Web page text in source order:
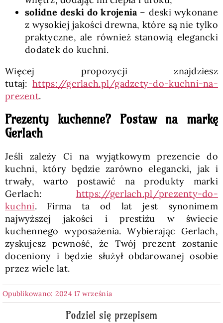
solidne deski do krojenia– deski wykonane
z wysokiej jakości drewna, które są nie tylko
praktyczne, ale również stanowią elegancki
dodatek do kuchni.
Więcej propozycji znajdziesz
tutaj: https://gerlach.pl/gadzety-do-kuchni-na-
prezent.
Prezenty kuchenne? Postaw na markę
Gerlach
Jeśli zależy Ci na wyjątkowym prezencie do
kuchni, który będzie zarówno elegancki, jak i
trwały, warto postawić na produkty marki
Gerlach:
https://gerlach.pl/prezenty-do-
kuchni. Firma ta od lat jest synonimem
najwyższej jakości i prestiżu w świecie
kuchennego wyposażenia. Wybierając Gerlach,
zyskujesz pewność, że Twój prezent zostanie
doceniony i będzie służył obdarowanej osobie
przez wiele lat.
Opublikowano: 2024 17 września
Podziel się przepisem